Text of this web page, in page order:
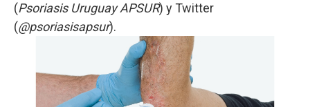
(Psoriasis Uruguay APSUR) y Twitter
(@psoriasisapsur).